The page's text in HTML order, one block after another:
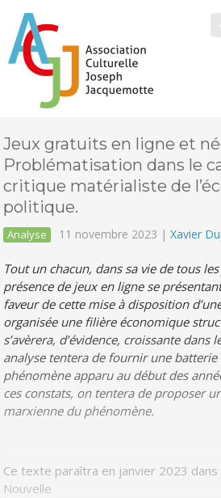
Jeux gratuits en ligne et
Problématisation dans le
critique matérialiste de
politique.
Analyse 11 novembre 2023 |Xavier
Tout un chacun, dans sa vie de tous
présence de jeux en ligne se
faveur de cette mise à disposition
organisée une filière économique
s’avèrera, d’évidence, croissante dans
analyse tentera de fournir une
phénomène apparu au début des
ces constats, on tentera de proposer
marxienne du phénomène.
Ce texte paraîtra en janvier 2023
Nouvelle